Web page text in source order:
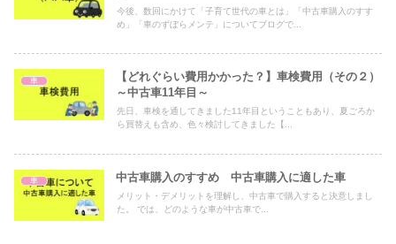
今後、数回にかけて「子育て世代の車とは」「中古車購入のすす
め」「車のずぼらメンテ」についてブログで...
車
【どれぐらい費用かかった？】車検費用（その２）
～中古車11年目～
先日、車検を通してきました11年目ということもあり、夏ごろか
ら買替えも含め、色々検討してきました【...
車 中古車購入のすすめ 中古車購入に適した車
メリット・デメリットを理解し、中古車で購入すると決意しまし
た。 では、どのような車が中古車で...